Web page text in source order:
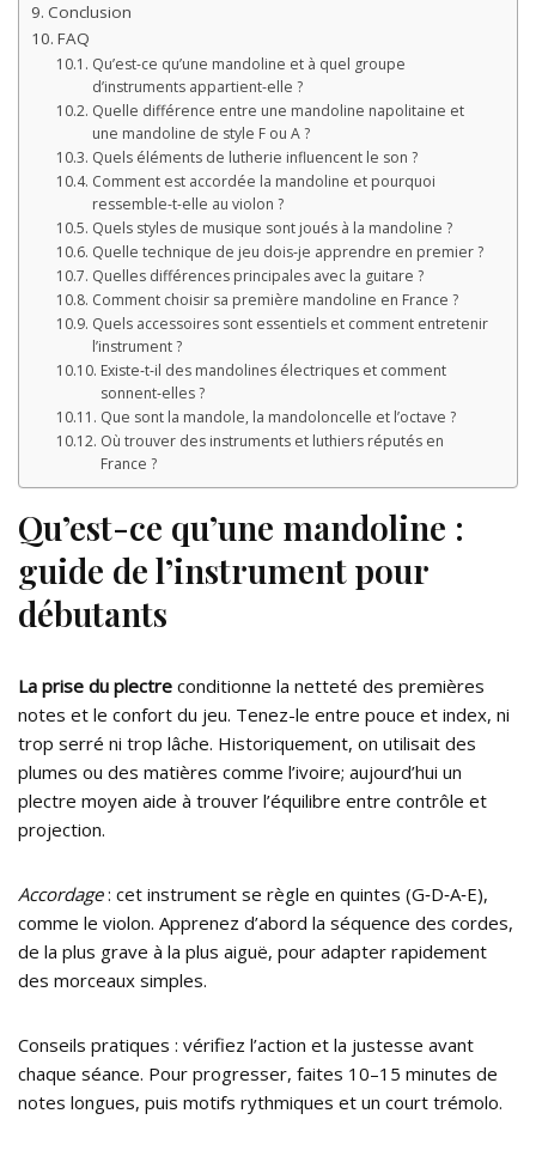
Conclusion
FAQ
Qu’est-ce qu’une mandoline et à quel groupe
d’instruments appartient-elle ?
Quelle différence entre une mandoline napolitaine et
une mandoline de style F ou A ?
Quels éléments de lutherie influencent le son ?
Comment est accordée la mandoline et pourquoi
ressemble-t-elle au violon ?
Quels styles de musique sont joués à la mandoline ?
Quelle technique de jeu dois‑je apprendre en premier ?
Quelles différences principales avec la guitare ?
Comment choisir sa première mandoline en France ?
Quels accessoires sont essentiels et comment entretenir
l’instrument ?
Existe‑t‑il des mandolines électriques et comment
sonnent‑elles ?
Que sont la mandole, la mandoloncelle et l’octave ?
Où trouver des instruments et luthiers réputés en
France ?
Qu’est-ce qu’une mandoline :
guide de l’instrument pour
débutants
La prise du plectre conditionne la netteté des premières
notes et le confort du jeu. Tenez-le entre pouce et index, ni
trop serré ni trop lâche. Historiquement, on utilisait des
plumes ou des matières comme l’ivoire; aujourd’hui un
plectre moyen aide à trouver l’équilibre entre contrôle et
projection.
Accordage: cet instrument se règle en quintes (G‑D‑A‑E),
comme le violon. Apprenez d’abord la séquence des cordes,
de la plus grave à la plus aiguë, pour adapter rapidement
des morceaux simples.
Conseils pratiques : vérifiez l’action et la justesse avant
chaque séance. Pour progresser, faites 10–15 minutes de
notes longues, puis motifs rythmiques et un court trémolo.